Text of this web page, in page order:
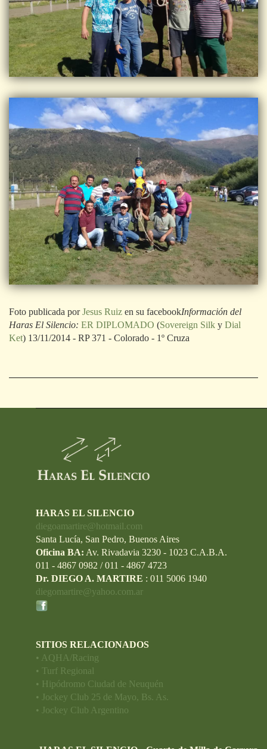
Foto publicada porJesus Ruiz en su facebookInformación del
Haras El Silencio: ER DIPLOMADO (Sovereign Silk y Dial
Ket) 13/11/2014 - RP 371 - Colorado - 1º Cruza
HARAS EL SILENCIO
diegoamartire@hotmail.com
Santa Lucía, San Pedro, Buenos Aires
Oficina BA: Av. Rivadavia 3230 - 1023 C.A.B.A.
011 - 4867 0982 / 011 - 4867 4723
Dr. DIEGO A. MARTIRE : 011 5006 1940
diegomartire@yahoo.com.ar
SITIOS RELACIONADOS
• AQHA/Racing
• Turf Regional
• Hipódromo Ciudad de Neuquén
• Jockey Club 25 de Mayo, Bs. As.
• Jockey Club Argentino